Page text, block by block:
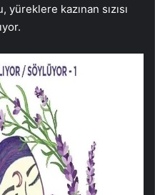
yüreklere kazınan sızısı